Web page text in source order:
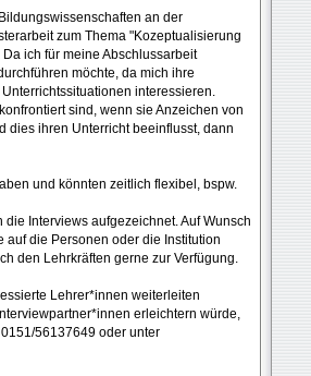
an der
zum Thema "Kozeptualisierung
ich für meine Abschlussarbeit
möchte, da mich ihre
interessieren.
sind, wenn sie Anzeichen von
dies ihren Unterricht beeinflusst, dann
und könnten zeitlich flexibel, bspw.
Interviews aufgezeichnet. Auf Wunsch
die Personen oder die Institution
den Lehrkräften gerne zur Verfügung.
Lehrer*innen weiterleiten
erleichtern würde,
56137649 oder unter